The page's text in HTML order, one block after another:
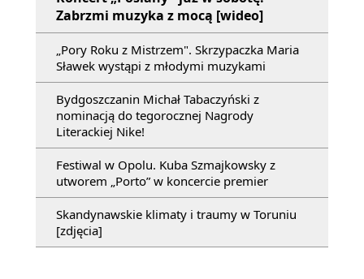
Zabrzmi muzyka z mocą [wideo]
„Pory Roku z Mistrzem". Skrzypaczka Maria
Sławek wystąpi z młodymi muzykami
Bydgoszczanin Michał Tabaczyński z
nominacją do tegorocznej Nagrody
Literackiej Nike!
Festiwal w Opolu. Kuba Szmajkowsky z
utworem „Porto” w koncercie premier
Skandynawskie klimaty i traumy w Toruniu
[zdjęcia]